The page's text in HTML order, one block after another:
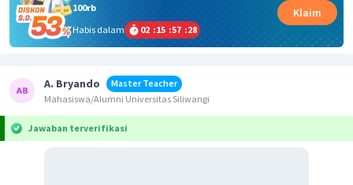
100rb
Habis dalam
02 :15 :57 :28
Klaim
A. Bryando
Master Teacher
Mahasiswa/Alumni Universitas Siliwangi
Jawaban terverifikasi